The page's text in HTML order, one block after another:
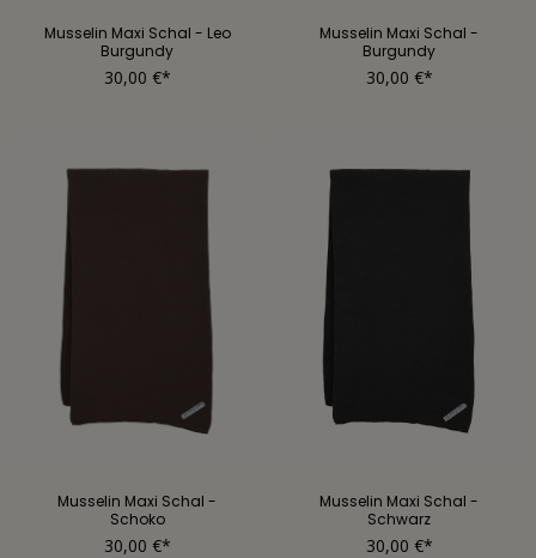
Musselin Maxi Schal - Leo
Burgundy
30,00 €*
Musselin Maxi Schal -
Burgundy
30,00 €*
Musselin Maxi Schal -
Schoko
30,00 €*
Musselin Maxi Schal -
Schwarz
30,00 €*